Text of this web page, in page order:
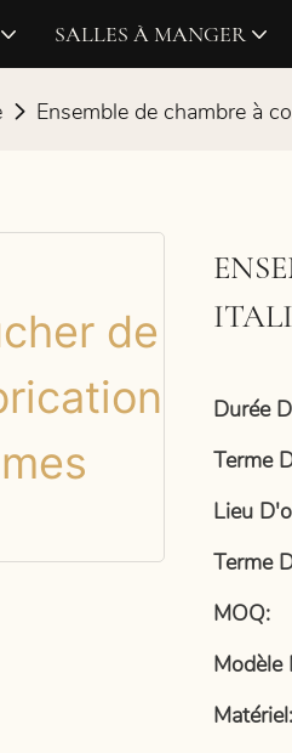
SALLES À MANGER
Ensemble de chambre à
Durée
Terme
Lieu
Terme
MOQ:
Modèle
Matériel: